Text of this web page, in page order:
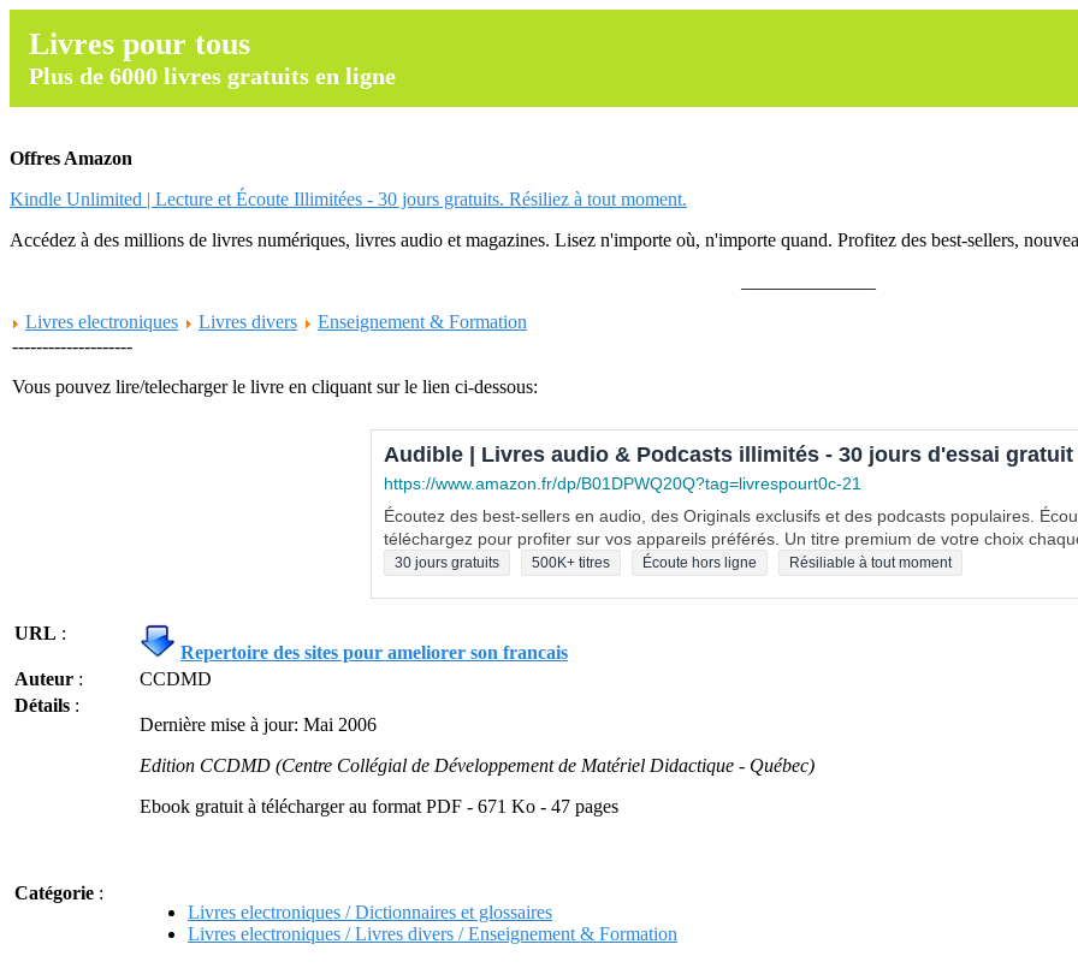
Livres pour tous
Plus de 6000 livres gratuits en ligne
Offres Amazon
Kindle Unlimited | Lecture et Écoute Illimitées - 30 jours gratuits. Résiliez à tout moment.
Accédez à des millions de livres numériques, livres audio et magazines. Lisez n'importe où, n'importe quand. Profitez des best-sellers,
Livres electroniques
Livres divers
Enseignement & Formation
--------------------
Vous pouvez lire/telecharger le livre en cliquant sur le lien ci-dessous:
Audible | Livres audio & Podcasts illimités - 30 jours d'essai gratuit
https://www.amazon.fr/dp/B01DPWQ20Q?tag=livrespourt0c-21
Écoutez des best-sellers en audio, des Originals exclusifs et des podcasts populaires.
téléchargez pour profiter sur vos appareils préférés. Un titre premium de votre choix
30 jours gratuits 500K+ titres Écoute hors ligne Résiliable à tout moment
URL :
Repertoire des sites pour ameliorer son francais
Auteur :
CCDMD
Détails :
Dernière mise à jour: Mai 2006
Edition CCDMD (Centre Collégial de Développement de Matériel Didactique - Québec)
Ebook gratuit à télécharger au format PDF - 671 Ko - 47 pages
Catégorie :
Livres electroniques / Dictionnaires et glossaires
Livres electroniques / Livres divers / Enseignement & Formation